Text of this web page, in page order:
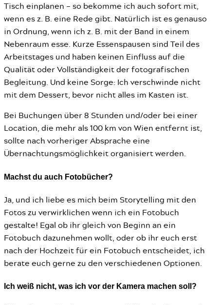
Tisch einplanen – so bekomme ich auch sofort mit,
wenn es z. B. eine Rede gibt. Natürlich ist es genauso
in Ordnung, wenn ich z. B. mit der Band in einem
Nebenraum esse. Kurze Essenspausen sind Teil des
Arbeitstages und haben keinen Einfluss auf die
Qualität oder Vollständigkeit der fotografischen
Begleitung. Und keine Sorge: Ich verschwinde nicht
mit dem Dessert, bevor nicht alles im Kasten ist.
Bei Buchungen über 8 Stunden und/oder bei einer
Location, die mehr als 100 km von Wien entfernt ist,
sollte nach vorheriger Absprache eine
Übernachtungsmöglichkeit organisiert werden.
Machst du auch Fotobücher?
Ja, und ich liebe es mich beim Storytelling mit den
Fotos zu verwirklichen wenn ich ein Fotobuch
gestalte! Egal ob ihr gleich von Beginn an ein
Fotobuch dazunehmen wollt, oder ob ihr euch erst
nach der Hochzeit für ein Fotobuch entscheidet, ich
berate euch gerne zu den verschiedenen Optionen.
Ich weiß nicht, was ich vor der Kamera machen soll?